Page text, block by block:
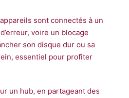
sont connectés à un
voire un blocage
son disque dur ou sa
essentiel pour profiter
un hub, en partageant des